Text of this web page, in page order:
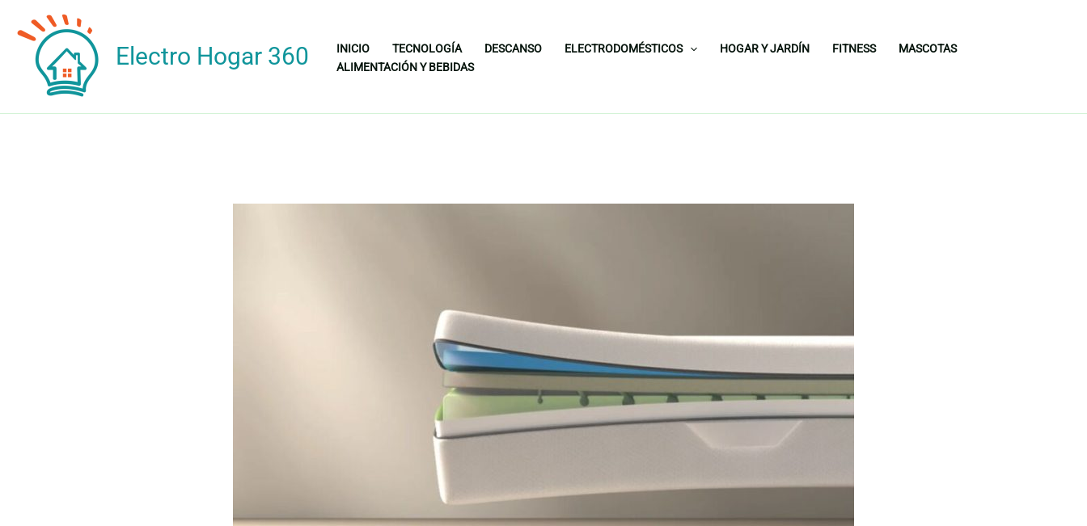
contenido
Electro Hogar 360 INICIO TECNOLOGÍA DESCANSO ELECTRODOMÉSTICOS HOGAR Y JARDÍN FITNESS
MASCOTAS
ALIMENTACIÓN Y BEBIDAS